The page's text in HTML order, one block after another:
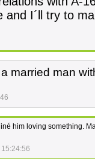
and I´ll try to
married man
him loving something.